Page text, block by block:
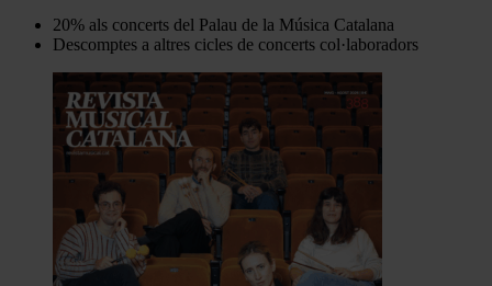
20% als concerts del Palau de la Música Catalana
Descomptes a altres cicles de concerts col·laboradors